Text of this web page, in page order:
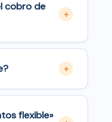
cobro de
flexible»